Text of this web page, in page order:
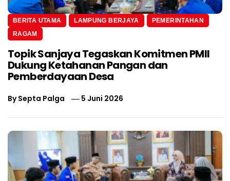
BERITA UTAMA LAMPUNG BERJAYA
PEMERINTAHAN
RAGAM
Topik Sanjaya Tegaskan Komitmen PMII
Dukung Ketahanan Pangan dan
Pemberdayaan Desa
BySepta Palga 5 Juni 2026